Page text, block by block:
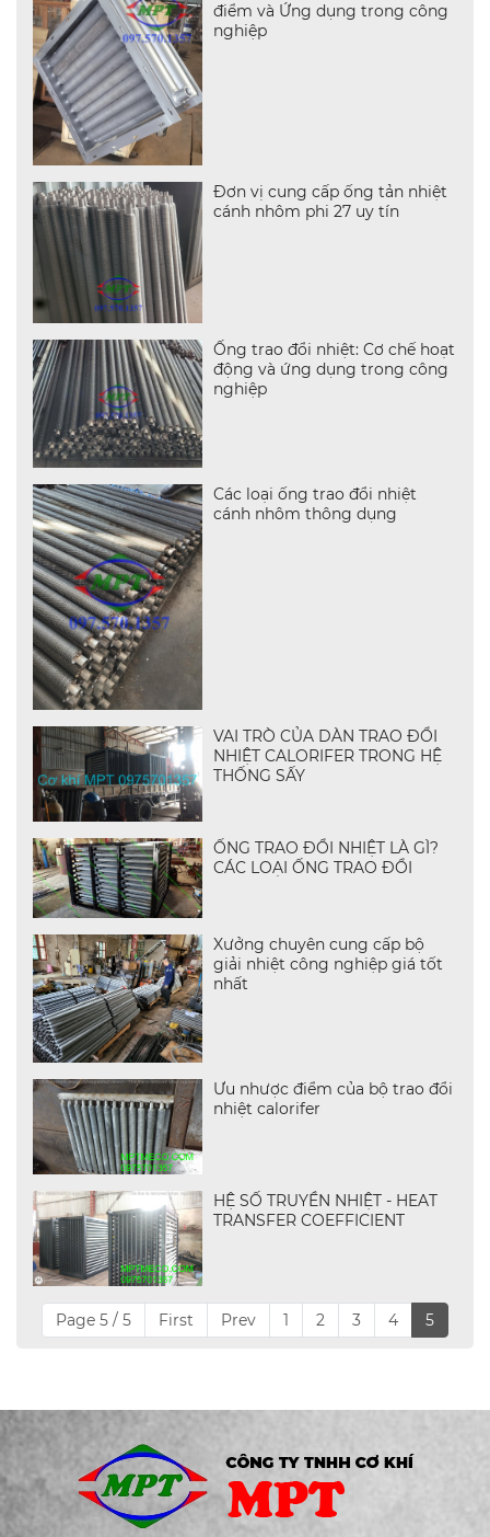
điểm và Ứng dụng trong công
nghiệp
Đơn vị cung cấp ống tản nhiệt
cánh nhôm phi 27 uy tín
Ống trao đổi nhiệt: Cơ chế hoạt
động và ứng dụng trong công
nghiệp
Các loại ống trao đổi nhiệt
cánh nhôm thông dụng
VAI TRÒ CỦA DÀN TRAO ĐỔI
NHIỆT CALORIFER TRONG HỆ
THỐNG SẤY
ỐNG TRAO ĐỔI NHIỆT LÀ GÌ?
CÁC LOẠI ỐNG TRAO ĐỔI
Xưởng chuyên cung cấp bộ
giải nhiệt công nghiệp giá tốt
nhất
Ưu nhược điểm của bộ trao đổi
nhiệt calorifer
HỆ SỐ TRUYỀN NHIỆT - HEAT
TRANSFER COEFFICIENT
Page 5 / 5 First Prev 1 2 3 4 5